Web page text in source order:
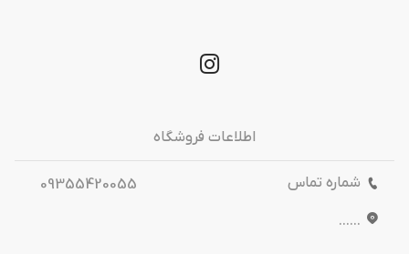
اطلاعات فروشگاه
شماره تماس
09355420055
......